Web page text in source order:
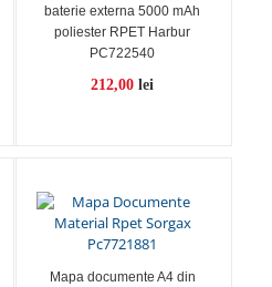
baterie externa 5000 mAh
poliester RPET Harbur
PC722540
212,00lei
Mapa documente A4 din